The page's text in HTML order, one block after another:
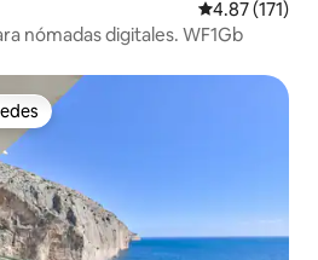
Calificación
4.87 (171)
nómadas digitales. WF1Gb
entre huéspedes